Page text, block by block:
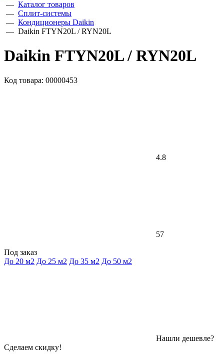
— Каталог товаров
— Сплит-системы
— Кондиционеры Daikin
— Daikin FTYN20L / RYN20L
Daikin FTYN20L / RYN20L
Код товара: 00000453
4.8
57
Под заказ
До 20 м2 До 25 м2 До 35 м2 До 50 м2
Нашли дешевле?
Сделаем скидку!